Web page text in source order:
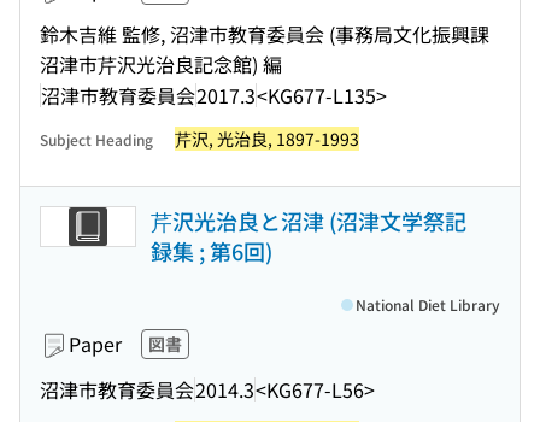
鈴木吉維 監修, 沼津市教育委員会 (事務局文化振興課
沼津市芹沢光治良記念館) 編
沼津市教育委員会2017.3<KG677-L135>
Subject Heading 芹沢, 光治良, 1897-1993
芹沢光治良と沼津 (沼津文学祭記
録集 ; 第6回)
Paper 図書
沼津市教育委員会2014.3<KG677-L56>
National Diet Library